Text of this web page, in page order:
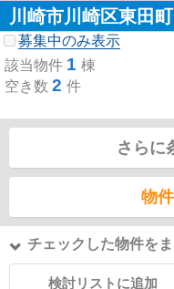
川崎市川崎区東田
募集中のみ表示
該当物件 1 棟
空き数 2 件
さらに
物
チェックした物件を
検討リストに追加